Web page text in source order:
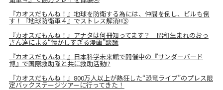
『カオスだもんね！』地球を防衛する為には、仲間を倒し、ビルも倒
す！『地球防衛軍４』でストレス解消!!③
『カオスだもんね！』アナタは何冊知ってます？ 昭和生まれのおっ
さん達による“懐かしすぎる漫画”談議
『カオスだもんね！』日本科学未来館で開催中の『サンダーバード
博』で国際救助隊と共に救助活動!?
『カオスだもんね！』800万人以上が熱狂した“恐竜ライブ”のプレス限
定バックステージツアーに行ってきた！